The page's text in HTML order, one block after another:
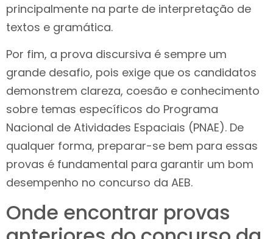
principalmente na parte de interpretação de
textos e gramática.
Por fim, a prova discursiva é sempre um
grande desafio, pois exige que os candidatos
demonstrem clareza, coesão e conhecimento
sobre temas específicos do Programa
Nacional de Atividades Espaciais (PNAE). De
qualquer forma, preparar-se bem para essas
provas é fundamental para garantir um bom
desempenho no concurso da AEB.
Onde encontrar provas